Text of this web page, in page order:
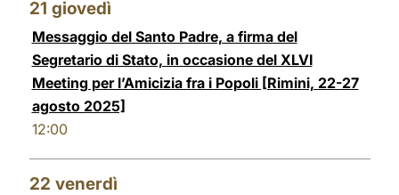
21 giovedì
Messaggio del Santo Padre, a firma del
Segretario di Stato, in occasione del XLVI
Meeting per l’Amicizia fra i Popoli [Rimini, 22-27
agosto 2025]
12:00
22 venerdì